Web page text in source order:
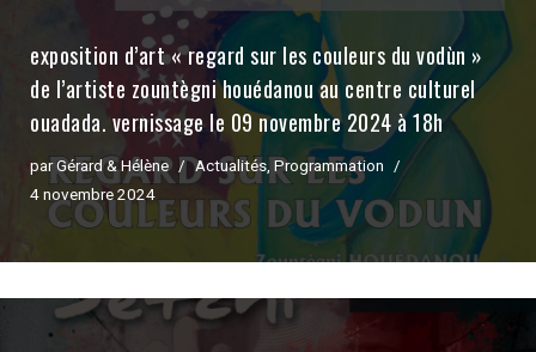
exposition d’art « regard sur les couleurs du vodùn »
de l’artiste zountègni houédanou au centre culturel
ouadada. vernissage le 09 novembre 2024 à 18h
parGérard & Hélène Actualités Programmation
4 novembre 2024